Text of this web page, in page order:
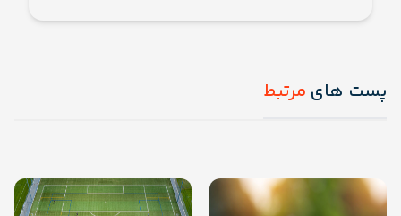
پست های مرتبط